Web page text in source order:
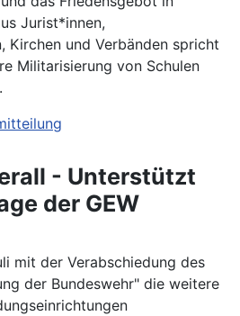
Jurist*innen,
Kirchen und Verbänden spricht
Militarisierung von Schulen
- Unterstützt
der GEW
mit der Verabschiedung des
der Bundeswehr" die weitere